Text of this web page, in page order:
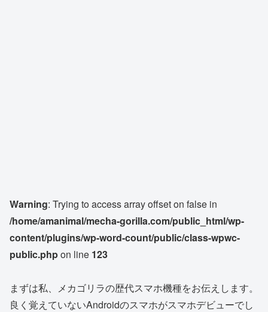
Warning: Trying to access array offset on false in
/home/amanimal/mecha-gorilla.com/public_html/wp-
content/plugins/wp-word-count/public/class-wpwc-
public.phpon line 123
まずは私、メカゴリラの歴代スマホ機種をお伝えします。
良く覚えていないAndroidのスマホがスマホデビューでし